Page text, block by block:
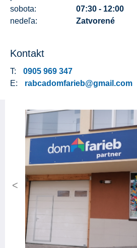
sobota:
07:30 - 12:00
nedeľa:
Zatvorené
Kontakt
T:
0905 969 347
E:
rabcadomfarieb@gmail.com
Previous